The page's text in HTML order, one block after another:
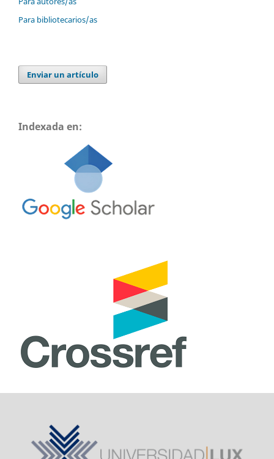
Para bibliotecarios/as
Enviar un artículo
Indexada en: